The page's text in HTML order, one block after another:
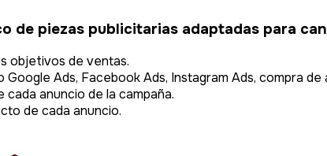
de piezas publicitarias adaptadas para
objetivos de ventas.
Ads, Facebook Ads, Instagram Ads, compra
anuncio de la campaña.
de cada anuncio.